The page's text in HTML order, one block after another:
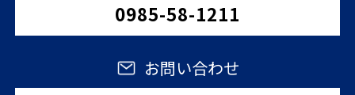
0985-58-1211
お問い合わせ